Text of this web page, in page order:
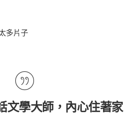
多片子
文學大師，內心住著家